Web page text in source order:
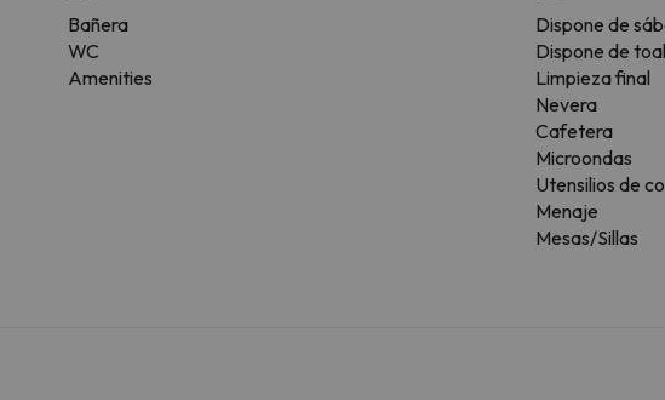
Bañera
WC
Amenities
Dispone de
Dispone de
Limpieza final
Nevera
Cafetera
Microondas
Utensilios de
Menaje
Mesas/Sillas